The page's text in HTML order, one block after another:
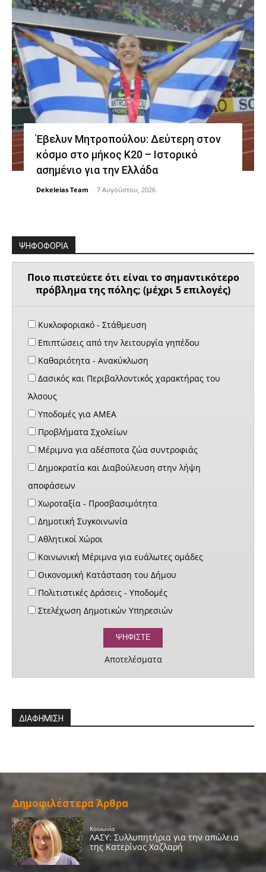
Έβελυν Μητροπούλου: Δεύτερη στον
κόσμο στο μήκος Κ20 – Ιστορικό
ασημένιο για την Ελλάδα
Dekeleias Team - 7 Αυγούστου, 2026
ΨΗΦΟΦΟΡΙΑ
Ποιο πιστεύετε ότι είναι το σημαντικότερο
πρόβλημα της πόλης; (μέχρι 5 επιλογές)
Κυκλοφοριακό - Στάθμευση
Επιπτώσεις από την λειτουργία γηπέδου
Καθαριότητα - Ανακύκλωση
Δασικός και Περιβαλλοντικός χαρακτήρας του
Άλσους
Υποδομές για ΑΜΕΑ
Προβλήματα Σχολείων
Μέριμνα για αδέσποτα ζώα συντροφιάς
Δημοκρατία και Διαβούλευση στην λήψη
αποφάσεων
Χωροταξία - Προσβασιμότητα
Δημοτική Συγκοινωνία
Αθλητικοί Χώροι
Κοινωνική Μέριμνα για ευάλωτες ομάδες
Οικονομική Κατάσταση του Δήμου
Πολιτιστικές Δράσεις - Υποδομές
Στελέχωση Δημοτικών Υπηρεσιών
Αποτελέσματα
ΔΙΑΦΗΜΙΣΗ
Δημοφιλέστερα Άρθρα